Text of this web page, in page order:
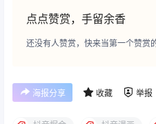
点点赞赏，手留余香
还没有人赞赏，快来当第一个赞赏
海报分享 收藏 举报